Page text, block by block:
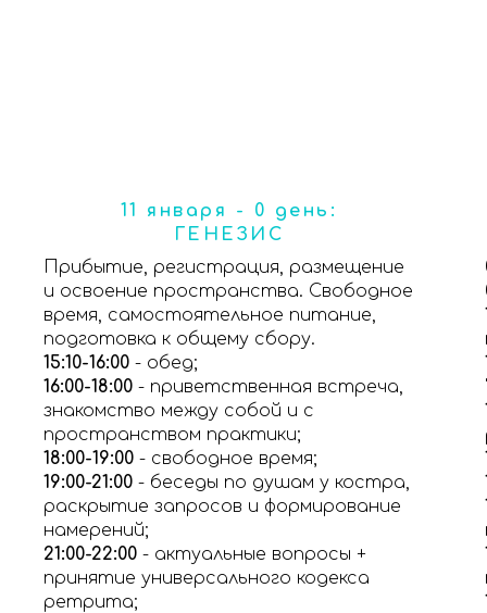
11 января - 0 день:
ГЕНЕЗИС
Прибытие, регистрация, размещение
и освоение пространства. Свободное
время, самостоятельное питание,
подготовка к общему сбору.
15:10-16:00 - обед;
16:00-18:00 - приветственная встреча,
знакомство между собой и с
пространством практики;
18:00-19:00 - свободное время;
19:00-21:00 - беседы по душам у костра,
раскрытие запросов и формирование
намерений;
21:00-22:00 - актуальные вопросы +
принятие универсального кодекса
ретрита;